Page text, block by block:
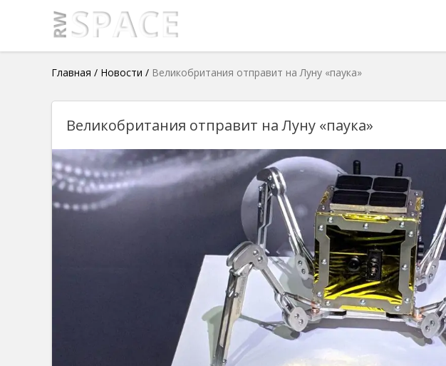
Главная / Новости / Великобритания отправит на Луну «паука»
Великобритания отправит на Луну «паука»